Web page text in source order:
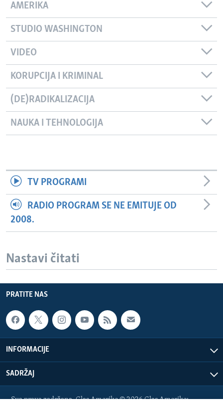
AMERIKA
STUDIO WASHINGTON
VIDEO
KORUPCIJA I KRIMINAL
(DE)RADIKALIZACIJA
NAUKA I TEHNOLOGIJA
TV PROGRAMI
RADIO PROGRAM SE NE EMITUJE OD
2008.
Nastavi čitati
PRATITE NAS
INFORMACIJE
SADRŽAJ
Sva prava zadržana. Glas Amerike © 2026 Glas Amerike: